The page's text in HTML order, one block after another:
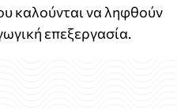
καλούνται να ληφθούν
επεξεργασία.